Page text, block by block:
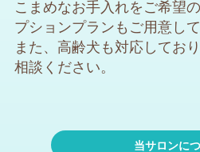
こまめなお手入れをご希望
プションプランもご用意して
また、高齢犬も対応してお
相談ください。
当サロンに